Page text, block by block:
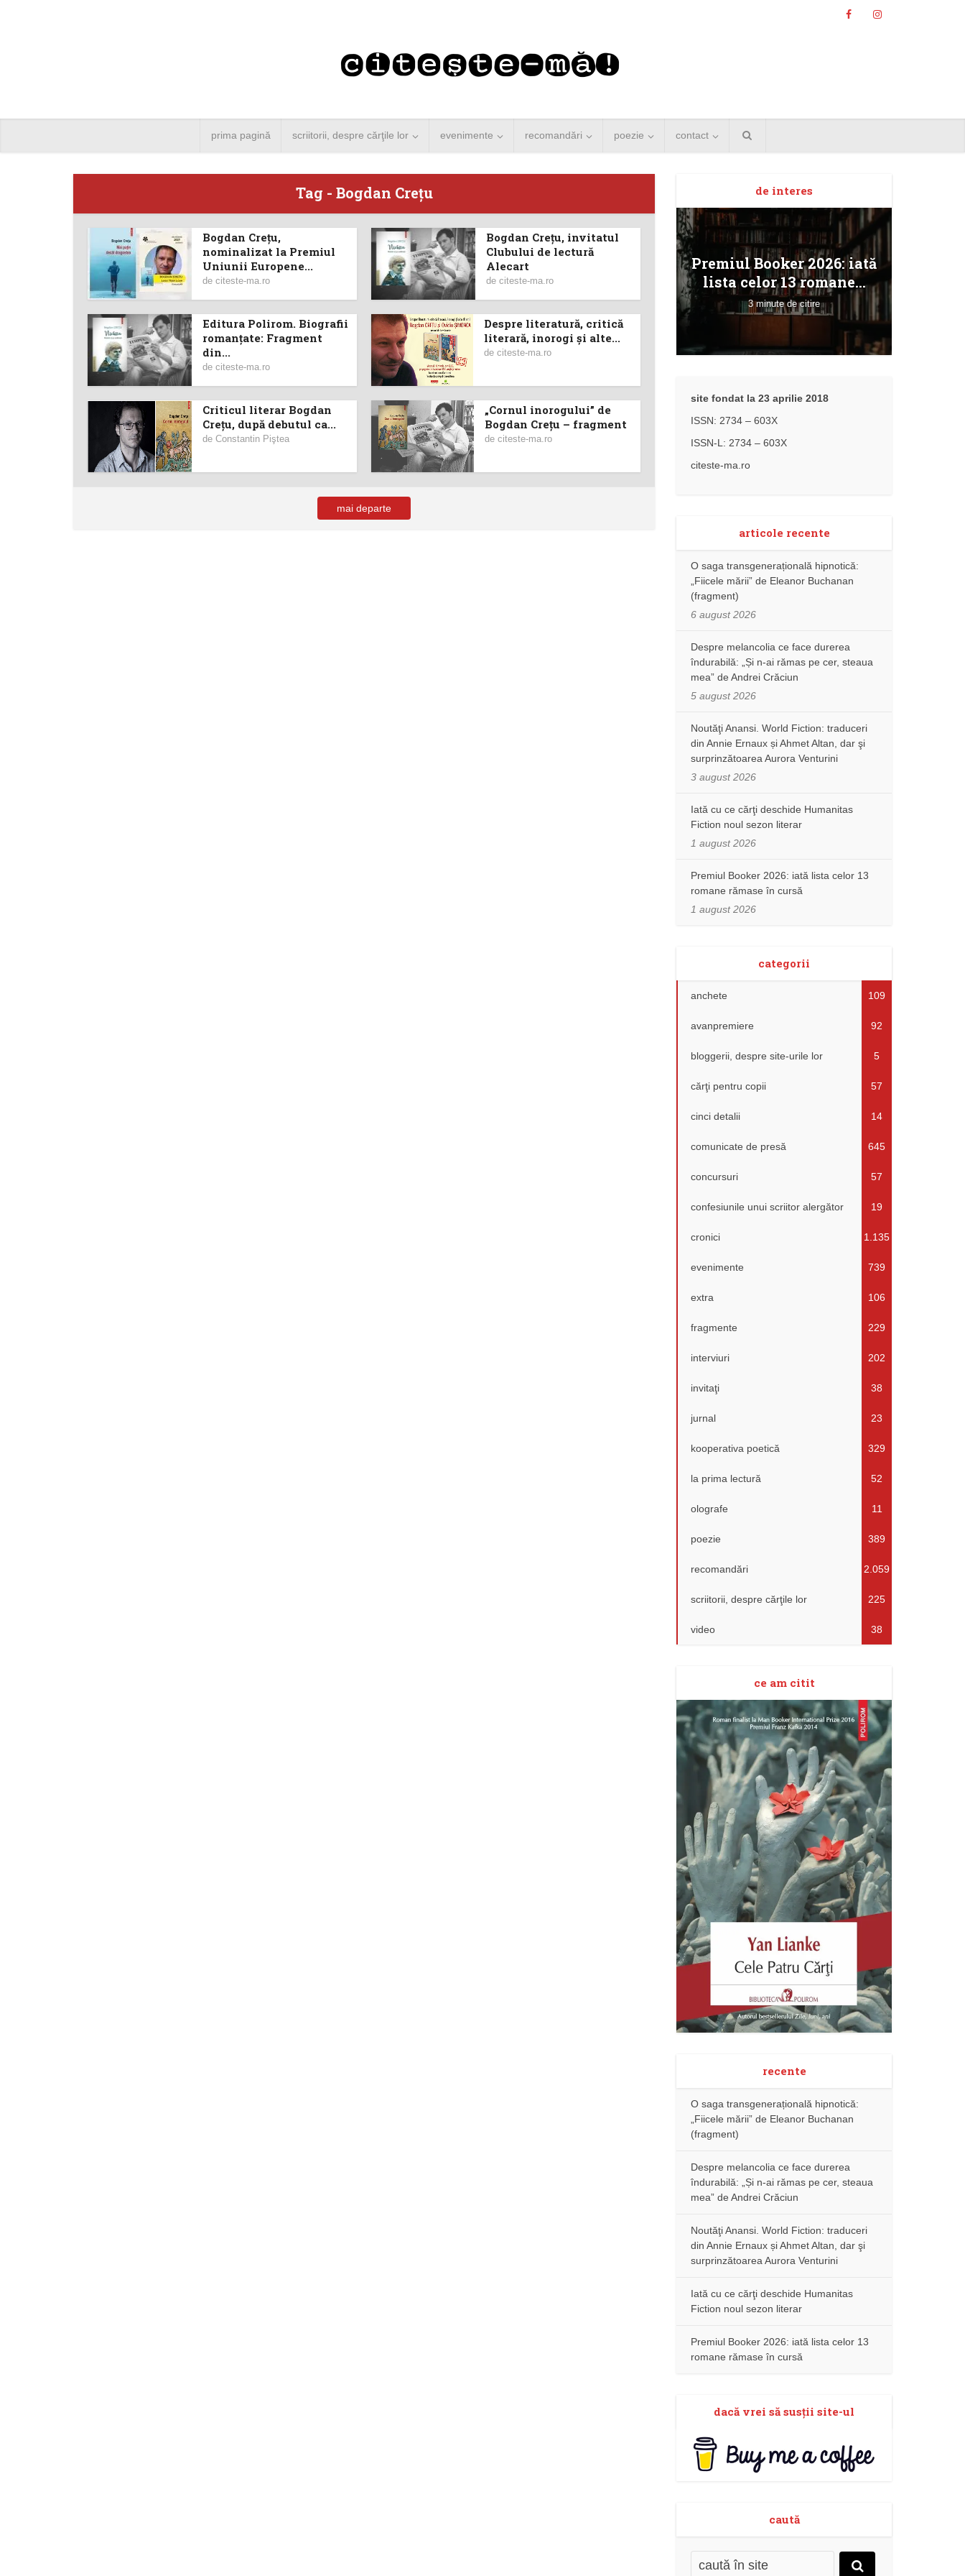
prima pagină scriitorii, despre cărţile lor evenimente recomandări poezie contact
Tag - Bogdan Creţu
Bogdan Crețu,
nominalizat la Premiul
Uniunii Europene...
de citeste-ma.ro
Bogdan Crețu, invitatul
Clubului de lectură
Alecart
de citeste-ma.ro
Editura Polirom. Biografii
romanțate: Fragment
din...
de citeste-ma.ro
Despre literatură, critică
literară, inorogi și alte...
de citeste-ma.ro
Criticul literar Bogdan
Creţu, după debutul ca...
de Constantin Piştea
„Cornul inorogului” de
Bogdan Creţu – fragment
de citeste-ma.ro
mai departe
de interes
Angela Merkel vine la
București. Lansare de
carte şi...
4 minute de citire
Concurs de reportaj
literar pentru noile
3 minute de citire
Premiul Booker 2026: iată
lista celor 13 romane...
3 minute de citire
site fondat la 23 aprilie 2018
ISSN: 2734 – 603X
ISSN-L: 2734 – 603X
citeste-ma.ro
articole recente
O saga transgenerațională hipnotică:
„Fiicele mării” de Eleanor Buchanan
(fragment)
6 august 2026
Despre melancolia ce face durerea
îndurabilă: „Și n-ai rămas pe cer, steaua
mea” de Andrei Crăciun
5 august 2026
Noutăţi Anansi. World Fiction: traduceri
din Annie Ernaux și Ahmet Altan, dar şi
surprinzătoarea Aurora Venturini
3 august 2026
Iată cu ce cărţi deschide Humanitas
Fiction noul sezon literar
1 august 2026
Premiul Booker 2026: iată lista celor 13
romane rămase în cursă
1 august 2026
categorii
anchete 109
avanpremiere 92
bloggerii, despre site-urile lor 5
cărţi pentru copii 57
cinci detalii 14
comunicate de presă 645
concursuri 57
confesiunile unui scriitor alergător 19
cronici 1.135
evenimente 739
extra 106
fragmente 229
interviuri 202
invitaţi 38
jurnal 23
kooperativa poetică 329
la prima lectură 52
olografe 11
poezie 389
recomandări 2.059
scriitorii, despre cărţile lor 225
video 38
ce am citit
recente
O saga transgenerațională hipnotică:
„Fiicele mării” de Eleanor Buchanan
(fragment)
Despre melancolia ce face durerea
îndurabilă: „Și n-ai rămas pe cer, steaua
mea” de Andrei Crăciun
Noutăţi Anansi. World Fiction: traduceri
din Annie Ernaux și Ahmet Altan, dar şi
surprinzătoarea Aurora Venturini
Iată cu ce cărţi deschide Humanitas
Fiction noul sezon literar
Premiul Booker 2026: iată lista celor 13
romane rămase în cursă
dacă vrei să susţii site-ul
caută